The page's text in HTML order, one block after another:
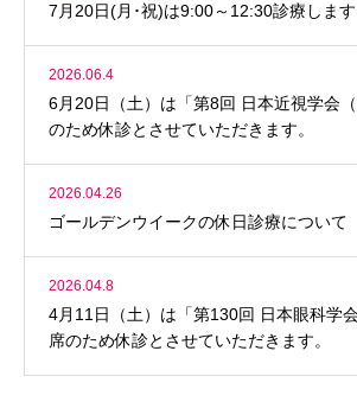
7月20日(月･祝)は9:00～12:30診療します
2026.06.4
6月20日（土）は「第8回 日本近視学会
のため休診とさせていただきます。
2026.04.26
ゴールデンウイークの休日診療について
2026.04.8
4月11日（土）は「第130回 日本眼科学
席のため休診とさせていただきます。